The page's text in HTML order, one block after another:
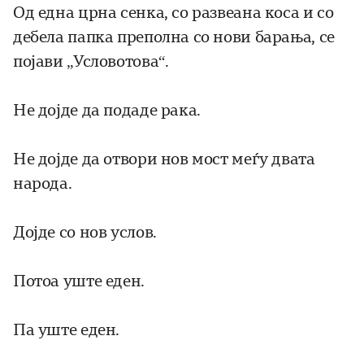
Од една црна сенка, со развеана коса и со
дебела папка преполна со нови барања, се
појави „Условотова“.
Не дојде да подаде рака.
Не дојде да отвори нов мост меѓу двата
народа.
Дојде со нов услов.
Потоа уште еден.
Па уште еден.